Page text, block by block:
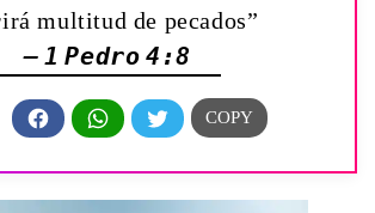
multitud de pecados”
— 1 Pedro 4:8